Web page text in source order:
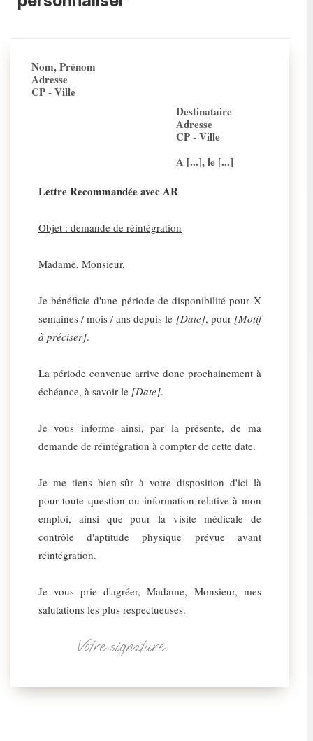
Nom, Prénom
Adresse
CP - Ville
Destinataire
Adresse
CP - Ville
A [...], le [...]
Lettre Recommandée avec AR
Objet : demande de réintégration
Madame, Monsieur,
Je bénéficie d'une période de disponibilité pour X
semaines / mois / ans depuis le [Date], pour [Motif
à préciser].
La période convenue arrive donc prochainement à
échéance, à savoir le [Date].
Je vous informe ainsi, par la présente, de ma
demande de réintégration à compter de cette date.
Je me tiens bien-sûr à votre disposition d'ici là
pour toute question ou information relative à mon
emploi, ainsi que pour la visite médicale de
contrôle d'aptitude physique prévue avant
réintégration.
Je vous prie d'agréer, Madame, Monsieur, mes
salutations les plus respectueuses.
Votre signature